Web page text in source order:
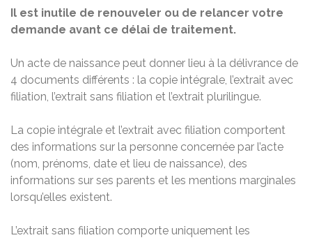
Il est inutile de renouveler ou de relancer votre
demande avant ce délai de traitement.
Un acte de naissance peut donner lieu à la délivrance de
4 documents différents : la copie intégrale, l’extrait avec
filiation, l’extrait sans filiation et l’extrait plurilingue.
La copie intégrale et l’extrait avec filiation comportent
des informations sur la personne concernée par l’acte
(nom, prénoms, date et lieu de naissance), des
informations sur ses parents et les mentions marginales
lorsqu’elles existent.
L’extrait sans filiation comporte uniquement les